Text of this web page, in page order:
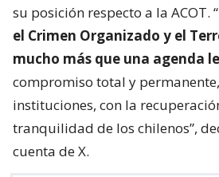
su posición respecto a la ACOT. “
el Crimen Organizado y el
mucho más que una agenda
compromiso total y
instituciones, con la
tranquilidad de los chilenos”,
cuenta de X.